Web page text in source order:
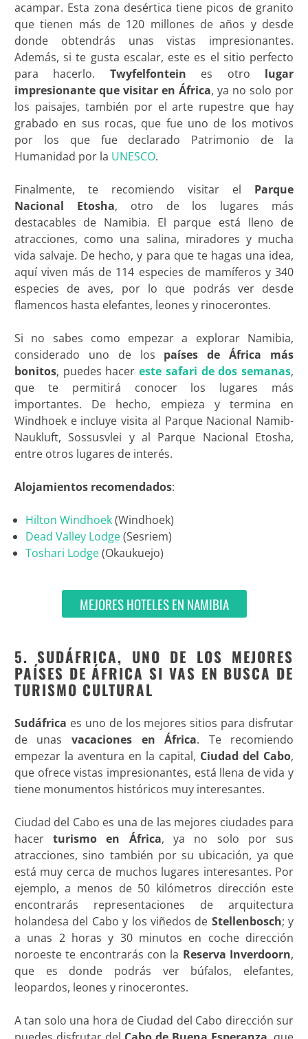
acampar. Esta zona desértica tiene picos de granito
que tienen más de 120 millones de años y desde
donde obtendrás unas vistas impresionantes.
Además, si te gusta escalar, este es el sitio perfecto
para hacerlo. Twyfelfontein es otro lugar
impresionante que visitar en África, ya no solo por
los paisajes, también por el arte rupestre que hay
grabado en sus rocas, que fue uno de los motivos
por los que fue declarado Patrimonio de la
Humanidad por la UNESCO.
Finalmente, te recomiendo visitar el Parque
Nacional Etosha, otro de los lugares más
destacables de Namibia. El parque está lleno de
atracciones, como una salina, miradores y mucha
vida salvaje. De hecho, y para que te hagas una idea,
aquí viven más de 114 especies de mamíferos y 340
especies de aves, por lo que podrás ver desde
flamencos hasta elefantes, leones y rinocerontes.
Si no sabes como empezar a explorar Namibia,
considerado uno de los países de África más
bonitos, puedes hacereste safari de dos semanas,
que te permitirá conocer los lugares más
importantes. De hecho, empieza y termina en
Windhoek e incluye visita al Parque Nacional Namib-
Naukluft, Sossusvlei y al Parque Nacional Etosha,
entre otros lugares de interés.
Alojamientos recomendados:
Hilton Windhoek(Windhoek)
Dead Valley Lodge(Sesriem)
Toshari Lodge(Okaukuejo)
MEJORES HOTELES EN NAMIBIA
5. SUDÁFRICA, UNO DE LOS MEJORES
PAÍSES DE ÁFRICA SI VAS EN BUSCA DE
TURISMO CULTURAL
Sudáfrica es uno de los mejores sitios para disfrutar
de unas vacaciones en África. Te recomiendo
empezar la aventura en la capital, Ciudad del Cabo,
que ofrece vistas impresionantes, está llena de vida y
tiene monumentos históricos muy interesantes.
Ciudad del Cabo es una de las mejores ciudades para
hacerturismo en África, ya no solo por sus
atracciones, sino también por su ubicación, ya que
está muy cerca de muchos lugares interesantes. Por
ejemplo, a menos de 50 kilómetros dirección este
encontrarás representaciones de arquitectura
holandesa del Cabo y los viñedos de Stellenbosch; y
a unas 2 horas y 30 minutos en coche dirección
noroeste te encontrarás con la Reserva Inverdoorn,
que es donde podrás ver búfalos, elefantes,
leopardos, leones y rinocerontes.
A tan solo una hora de Ciudad del Cabo dirección sur